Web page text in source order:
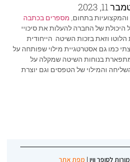
11, 2023
והמקצועיות בתחום, מספרים בכתבה
היכולת של החברה להעלות את סיכויי
הלוטו וזאת בזכות השיטה הייחודית
כמו גם אסטרטגיית מילוי שפותחה על
בנוחות השיטה שמקלה על
והמילוי של הטפסים וגם יוצרת
לסופר ווין | מפת אתר